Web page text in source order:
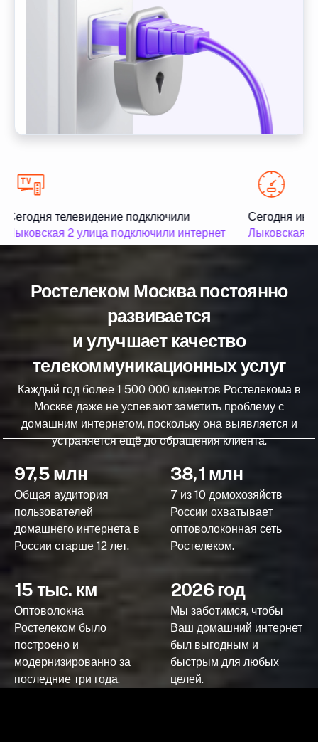
Сегодня телевидение подключили
Лыковская 2 улица подключили интернет
Сегодня
Лыковская 3
Ростелеком Москва постоянно
развивается
и улучшает качество
телекоммуникационных услуг
Каждый год более 1 500 000 клиентов Ростелекома в
Москве даже не успевают заметить проблему с
домашним интернетом, поскольку она выявляется и
устраняется ещё до обращения клиента.
97,5 млн
Общая аудитория
пользователей
домашнего интернета в
России старше 12 лет.
38,1 млн
7 из 10 домохозяйств
России охватывает
оптоволоконная сеть
Ростелеком.
15 тыс. км
Оптоволокна
Ростелеком было
построено и
модернизированно за
последние три года.
2026 год
Мы заботимся, чтобы
Ваш домашний интернет
был выгодным и
быстрым для любых
целей.